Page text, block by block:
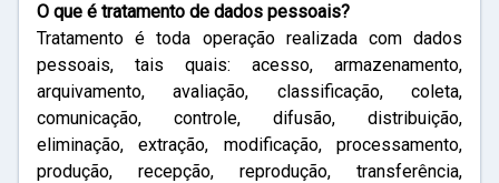
O que é tratamento de dados pessoais?
Tratamento é toda operação realizada com dados
pessoais, tais quais: acesso, armazenamento,
arquivamento, avaliação, classificação, coleta,
comunicação, controle, difusão, distribuição,
eliminação, extração, modificação, processamento,
produção, recepção, reprodução, transferência,